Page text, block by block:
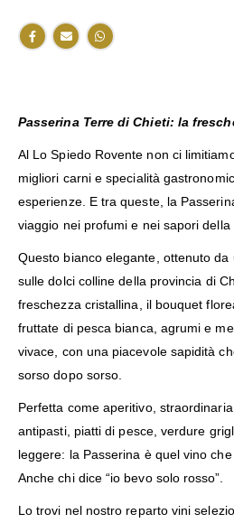
Passerina Terre di Chieti: la
Al Lo Spiedo Rovente non ci
migliori carni e specialità
esperienze. E tra queste, la
viaggio nei profumi e nei sapori della
Questo bianco elegante, ottenuto da
sulle dolci colline della provincia di
freschezza cristallina, il bouquet
fruttate di pesca bianca, agrumi e
vivace, con una piacevole sapidità
sorso dopo sorso.
Perfetta come aperitivo,
antipasti, piatti di pesce, verdure
leggere: la Passerina è quel vino che
Anche chi dice “io bevo solo rosso”.
Lo trovi nel nostro reparto vini